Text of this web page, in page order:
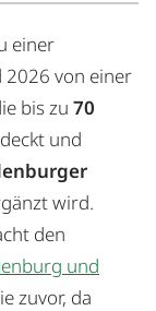
einer
2026 von einer
bis zu70
und
wird.
den
und
zuvor, da